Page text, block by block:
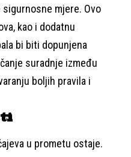
mjere. Ovo
kao i dodatnu
bi biti dopunjena
suradnje između
boljih pravila i
u prometu ostaje.